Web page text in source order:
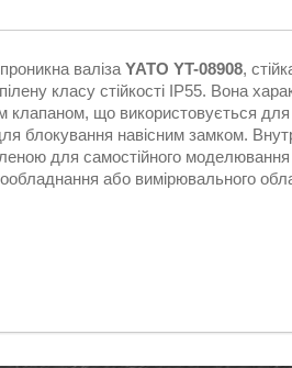
валіза YATO YT-08908,
класу стійкості IP55. Вона
що використовується для
блокування навісним замком.
для самостійного
або вимірювального